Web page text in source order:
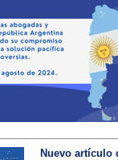
Nuevo artículo